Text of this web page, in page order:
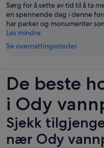
Sørg for å sette av tid til å ta
en spennende dag i denne
har parker og monumenter
Les mindre
Se overnattingssteder
De beste
i Ody
Sjekk
nær Ody